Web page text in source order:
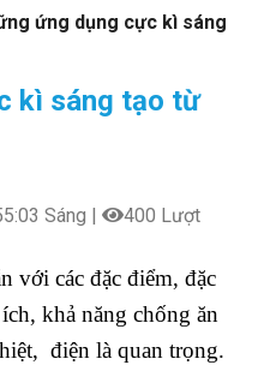
ứng dụng cực kì sáng
kì sáng tạo từ
Sáng |
400 Lượt
với các đặc điểm, đặc
khả năng chống ăn
điện là quan trọng.